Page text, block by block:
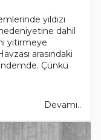
yıldızı
dahil
yitirmeye
arasındaki
Çünkü
Devamı..